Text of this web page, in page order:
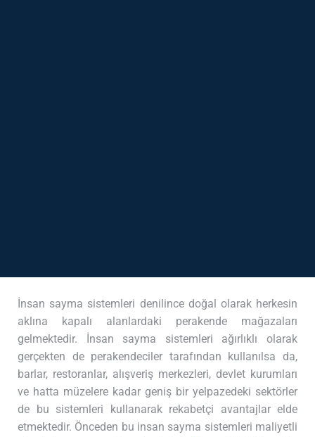
İnsan sayma sistemleri denilince doğal olarak herkesin
aklına kapalı alanlardaki perakende mağazaları
gelmektedir. İnsan sayma sistemleri ağırlıklı olarak
gerçekten de perakendeciler tarafından kullanılsa da,
barlar, restoranlar, alışveriş merkezleri, devlet kurumları
ve hatta müzelere kadar geniş bir yelpazedeki sektörler
de bu sistemleri kullanarak rekabetçi avantajlar elde
etmektedir. Önceden bu insan sayma sistemleri maliyetli